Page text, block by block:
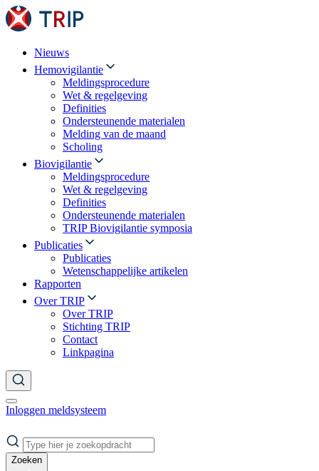
Nieuws
Hemovigilantie
Meldingsprocedure
Wet & regelgeving
Definities
Ondersteunende materialen
Melding van de maand
Scholing
Biovigilantie
Meldingsprocedure
Wet & regelgeving
Definities
Ondersteunende materialen
TRIP Biovigilantie symposia
Publicaties
Publicaties
Wetenschappelijke artikelen
Rapporten
Over TRIP
Over TRIP
Stichting TRIP
Contact
Linkpagina
Inloggen meldsysteem
Zoeken